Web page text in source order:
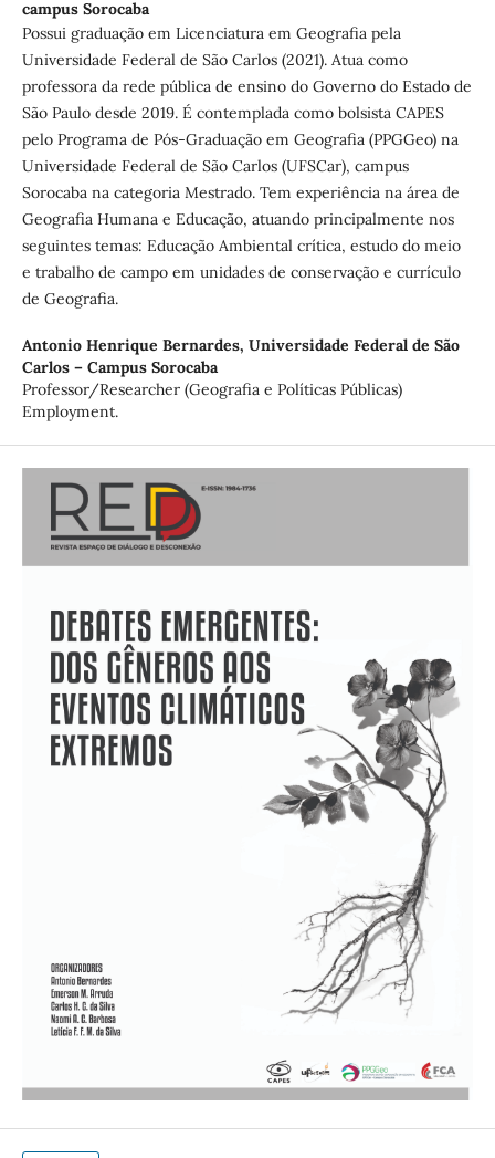
campus Sorocaba
Possui graduação em Licenciatura em Geografia pela
Universidade Federal de São Carlos (2021). Atua como
professora da rede pública de ensino do Governo do Estado de
São Paulo desde 2019. É contemplada como bolsista CAPES
pelo Programa de Pós-Graduação em Geografia (PPGGeo) na
Universidade Federal de São Carlos (UFSCar), campus
Sorocaba na categoria Mestrado. Tem experiência na área de
Geografia Humana e Educação, atuando principalmente nos
seguintes temas: Educação Ambiental crítica, estudo do meio
e trabalho de campo em unidades de conservação e currículo
de Geografia.
Antonio Henrique Bernardes, Universidade Federal de São
Carlos – Campus Sorocaba
Professor/Researcher (Geografia e Políticas Públicas)
Employment.